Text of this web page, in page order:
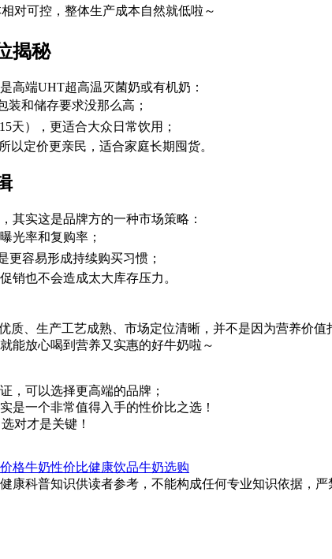
对可控，整体生产成本自然就低啦～
揭秘
高端UHT超高温灭菌奶或有机奶：
和储存要求没那么高；
天），更适合大众日常饮用；
以定价更亲民，适合家庭长期囤货。
其实这是品牌方的一种市场策略：
光率和复购率；
更容易形成持续购买习惯；
销也不会造成太大库存压力。
质、生产工艺成熟、市场定位清晰，并不是因为营养价值
能放心喝到营养又实惠的好牛奶啦～
，可以选择更高端的品牌；
是一个非常值得入手的性价比之选！
对才是关键！
格牛奶性价比健康饮品牛奶选购
康科普知识供读者参考，不能构成任何专业知识依据，